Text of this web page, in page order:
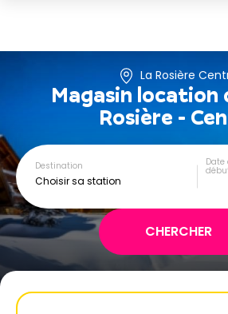
La Rosière
Magasin location
Rosière -
Destination
Choisir sa station
Date